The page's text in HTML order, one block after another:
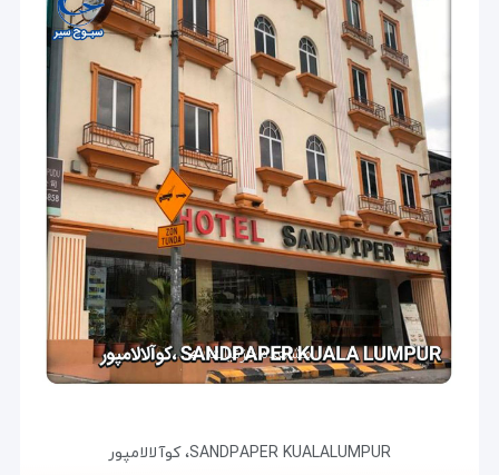
مشاهده جزئیات
SANDPAPER KUALALUMPUR، کوآلالامپور